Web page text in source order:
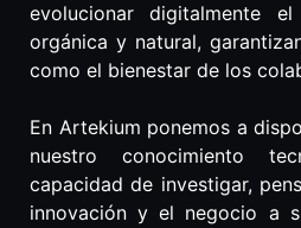
evolucionar digitalmente
orgánica y natural,
como el bienestar de los
En Artekium ponemos a
nuestro conocimiento
capacidad de investigar,
innovación y el negocio a